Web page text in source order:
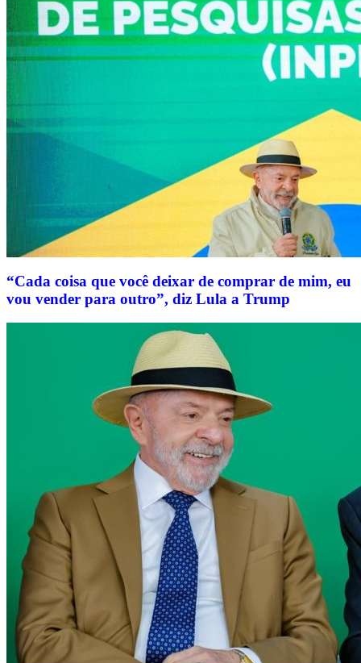
“Cada coisa que você deixar de comprar de mim, eu
vou vender para outro”, diz Lula a Trump